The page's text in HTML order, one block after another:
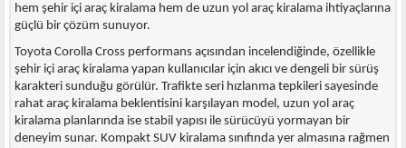
hem şehir içi araç kiralama hem de uzun yol araç kiralama ihtiyaçlarına
güçlü bir çözüm sunuyor.
Toyota Corolla Cross performans açısından incelendiğinde, özellikle
şehir içi araç kiralama yapan kullanıcılar için akıcı ve dengeli bir sürüş
karakteri sunduğu görülür. Trafikte seri hızlanma tepkileri sayesinde
rahat araç kiralama beklentisini karşılayan model, uzun yol araç
kiralama planlarında ise stabil yapısı ile sürücüyü yormayan bir
deneyim sunar. Kompakt SUV kiralama sınıfında yer almasına rağmen